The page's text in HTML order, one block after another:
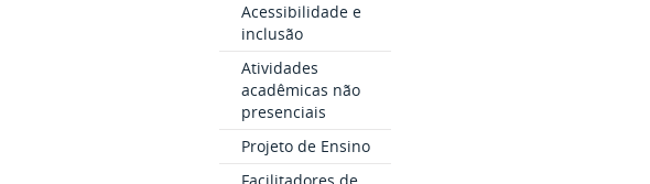
Acessibilidade e
inclusão
Atividades
acadêmicas não
presenciais
Projeto de Ensino